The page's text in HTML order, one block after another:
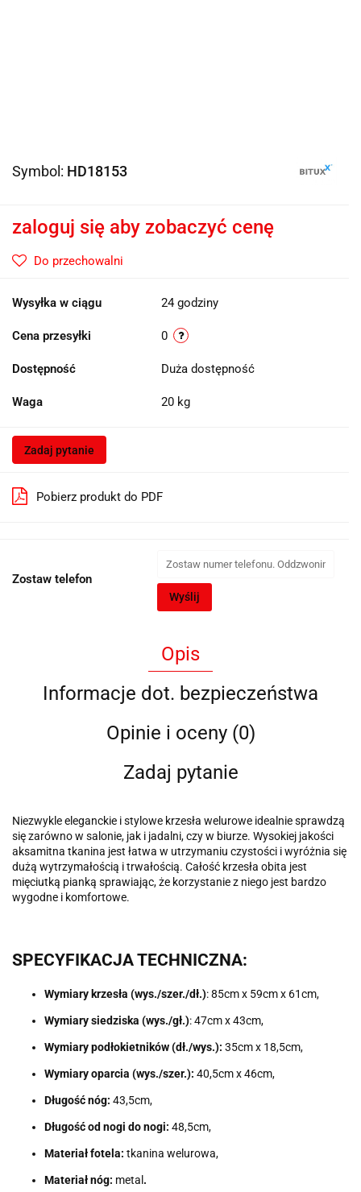
Symbol: HD18153
zaloguj się aby zobaczyć cenę
Do przechowalni
Wysyłka w ciągu 24 godziny
Cena przesyłki 0
Dostępność Duża dostępność
Waga 20 kg
Zadaj pytanie
Pobierz produkt do PDF
Zostaw telefon
Wyślij
Opis
Informacje dot. bezpieczeństwa
Opinie i oceny (0)
Zadaj pytanie
Niezwykle eleganckie i stylowe krzesła welurowe idealnie sprawdzą
się zarówno w salonie, jak i jadalni, czy w biurze. Wysokiej jakości
aksamitna tkanina jest łatwa w utrzymaniu czystości i wyróżnia się
dużą wytrzymałością i trwałością. Całość krzesła obita jest
mięciutką pianką sprawiając, że korzystanie z niego jest bardzo
wygodne i komfortowe.
SPECYFIKACJA TECHNICZNA:
Wymiary krzesła (wys./szer./dł.): 85cm x 59cm x 61cm,
Wymiary siedziska (wys./gł.): 47cm x 43cm,
Wymiary podłokietników (dł./wys.): 35cm x 18,5cm,
Wymiary oparcia (wys./szer.): 40,5cm x 46cm,
Długość nóg: 43,5cm,
Długość od nogi do nogi: 48,5cm,
Materiał fotela: tkanina welurowa,
Materiał nóg: metal .